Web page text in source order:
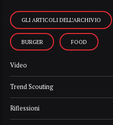
GLI ARTICOLI DELL’ARCHIVIO
BURGER FOOD
Video
Trend Scouting
Riflessioni